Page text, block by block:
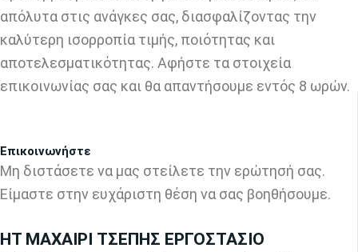
απόλυτα στις ανάγκες σας, διασφαλίζοντας την
καλύτερη ισορροπία τιμής, ποιότητας και
αποτελεσματικότητας. Αφήστε τα στοιχεία
επικοινωνίας σας και θα απαντήσουμε εντός 8 ωρών.
Επικοινωνήστε
Μη διστάσετε να μας στείλετε την ερώτησή σας.
Είμαστε στην ευχάριστη θέση να σας βοηθήσουμε.
HT ΜΑΧΑΙΡΙ ΤΣΕΠΗΣ ΕΡΓΟΣΤΑΣΙΟ